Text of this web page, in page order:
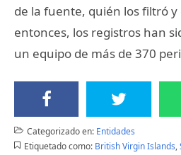
de la fuente, quién los filtró y
entonces, los registros han
un equipo de más de 370
Categorizado en: Entidades
Etiquetado como: British Virgin Islands,